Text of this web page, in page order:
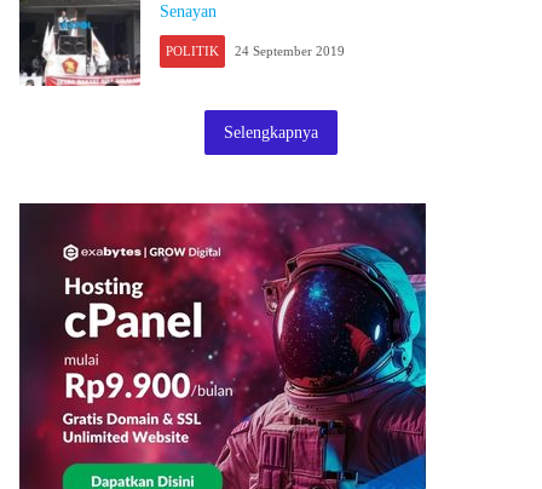
Senayan
POLITIK 24 September 2019
Selengkapnya